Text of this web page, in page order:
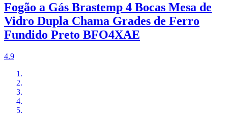
Fogão a Gás Brastemp 4 Bocas Mesa de
Vidro Dupla Chama Grades de Ferro
Fundido Preto BFO4XAE
4.9